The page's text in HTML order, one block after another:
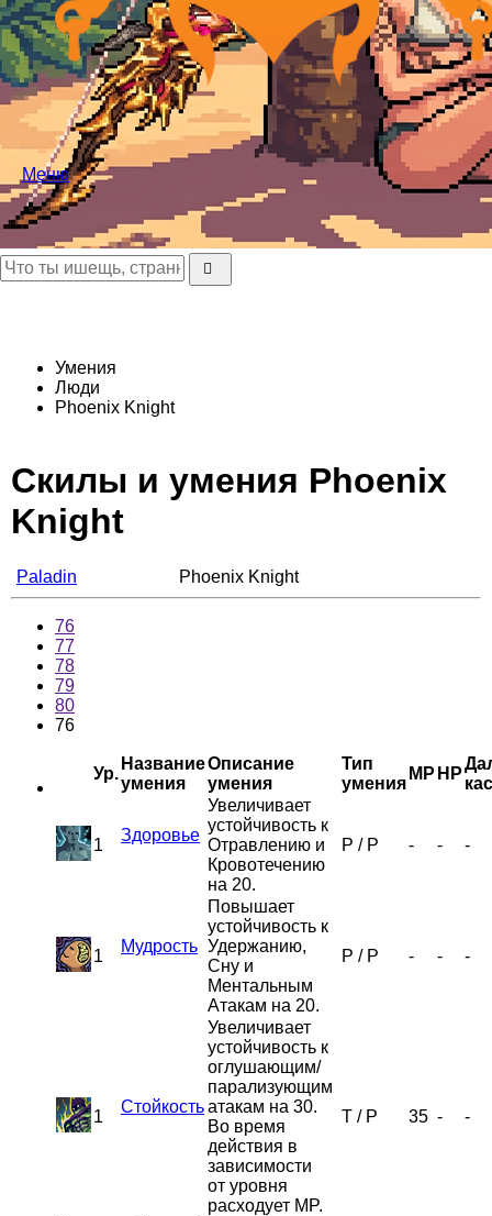
Меню
Умения
Люди
Phoenix Knight
Скилы и умения Phoenix
Knight
Paladin Phoenix Knight
76
77
78
79
80
76
Ур.
Название
умения
Описание
умения
Тип
умения
MP HP
1
Здоровье
Увеличивает
устойчивость к
Отравлению и
Кровотечению
на 20.
P / P - - -
1
Мудрость
Повышает
устойчивость к
Удержанию,
Сну и
Ментальным
Атакам на 20.
P / P - - -
1
Стойкость
Увеличивает
устойчивость к
оглушающим/
парализующим
атакам на 30.
Во время
действия в
зависимости
от уровня
расходует MP.
T / P 35 - -